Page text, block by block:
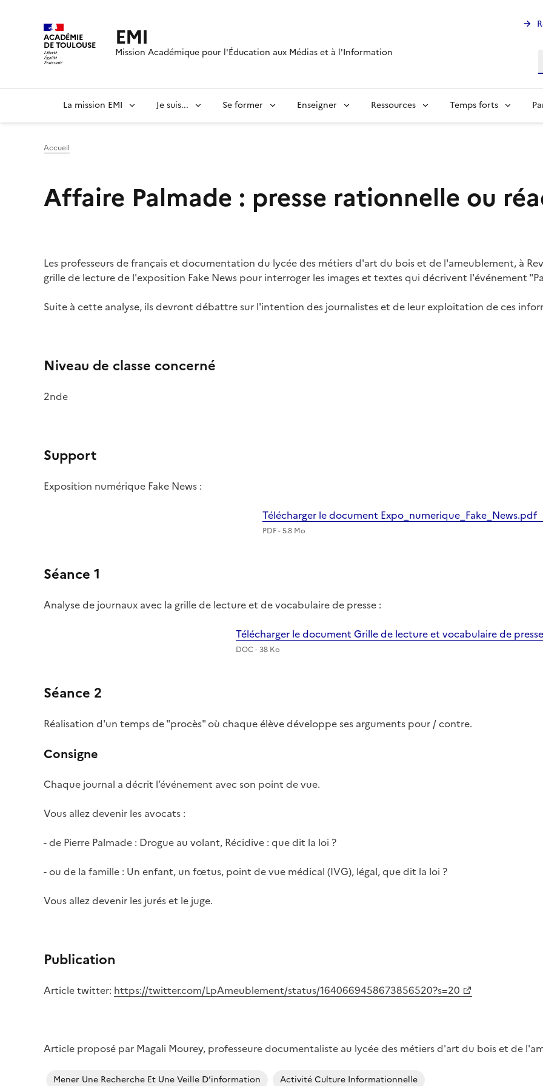
ACADÉMIE
DE TOULOUSE EMI
Mission Académique pour l'Éducation aux Médias et à l'Information
La mission EMI Je suis... Se former Enseigner Ressources Temps forts
Accueil
Affaire Palmade : presse rationnelle ou
Les professeurs de français et documentation du lycée des métiers d'art du bois et de l'ameublement, à
grille de lecture de l'exposition Fake News pour interroger les images et textes qui décrivent l'événement
Suite à cette analyse, ils devront débattre sur l'intention des journalistes et de leur exploitation de ces
Niveau de classe concerné
2nde
Support
Exposition numérique Fake News :
Télécharger le document Expo_numerique_Fake_News.pdf
PDF - 5.8 Mo
Séance 1
Analyse de journaux avec la grille de lecture et de vocabulaire de presse :
Télécharger le document Grille de lecture et vocabulaire de
DOC - 38 Ko
Séance 2
Réalisation d'un temps de "procès" où chaque élève développe ses arguments pour / contre.
Consigne
Chaque journal a décrit l’événement avec son point de vue.
Vous allez devenir les avocats :
- de Pierre Palmade : Drogue au volant, Récidive : que dit la loi ?
- ou de la famille : Un enfant, un fœtus, point de vue médical (IVG), légal, que dit la loi ?
Vous allez devenir les jurés et le juge.
Publication
Article twitter: https://twitter.com/LpAmeublement/status/1640669458673856520?s=20
Article proposé par Magali Mourey, professeure documentaliste au lycée des métiers d'art du bois et de
Mener Une Recherche Et Une Veille D’information Activité Culture Informationnelle